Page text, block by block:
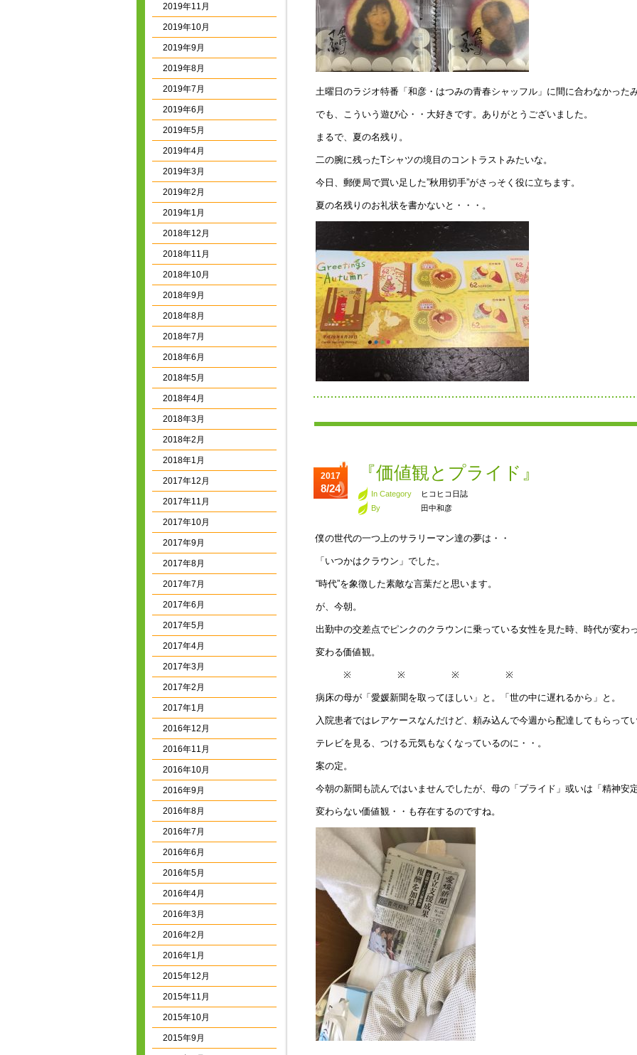
2019年11月
2019年10月
2019年9月
2019年8月
2019年7月
2019年6月
2019年5月
2019年4月
2019年3月
2019年2月
2019年1月
2018年12月
2018年11月
2018年10月
2018年9月
2018年8月
2018年7月
2018年6月
2018年5月
2018年4月
2018年3月
2018年2月
2018年1月
2017年12月
2017年11月
2017年10月
2017年9月
2017年8月
2017年7月
2017年6月
2017年5月
2017年4月
2017年3月
2017年2月
2017年1月
2016年12月
2016年11月
2016年10月
2016年9月
2016年8月
2016年7月
2016年6月
2016年5月
2016年4月
2016年3月
2016年2月
2016年1月
2015年12月
2015年11月
2015年10月
2015年9月
土曜日のラジオ特番「和彦・はつみの青春シャッフル」に間に合わなかった
でも、こういう遊び心・・大好きです。ありがとうございました。
まるで、夏の名残り。
二の腕に残ったTシャツの境目のコントラストみたいな。
今日、郵便局で買い足した”秋用切手”がさっそく役に立ちます。
夏の名残りのお礼状を書かないと・・・。
2017
8/24
『価値観とプライド』
In Category
ヒコヒコ日誌
By
田中和彦
僕の世代の一つ上のサラリーマン達の夢は・・
「いつかはクラウン」でした。
“時代”を象徴した素敵な言葉だと思います。
が、今朝。
出勤中の交差点でピンクのクラウンに乗っている女性を見た時、時代が変わ
変わる価値観。
※ ※ ※ ※
病床の母が「愛媛新聞を取ってほしい」と。「世の中に遅れるから」と。
入院患者ではレアケースなんだけど、頼み込んで今週から配達してもらってい
テレビを見る、つける元気もなくなっているのに・・。
案の定。
今朝の新聞も読んではいませんでしたが、母の「プライド」或いは「精神安
変わらない価値観・・も存在するのですね。